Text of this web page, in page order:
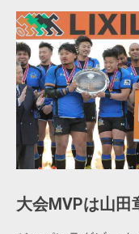
大会MVPは山田